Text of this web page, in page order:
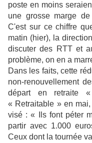
poste en moins
une grosse marge
C'est sur ce chiffre
matin (hier), la
discuter des RTT et
problème, on en a
Dans les faits, cette
non-renouvellement
départ en retraite
« Retraitable » en
visé : « Ils font péter
partir avec 1.000
Ceux dont la tournée